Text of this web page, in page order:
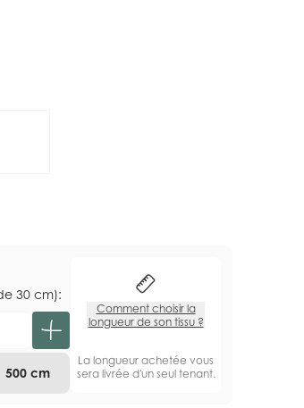
30 cm):
500 cm
Comment choisir la
longueur de son tissu ?
La longueur achetée vous
sera livrée d'un seul tenant.